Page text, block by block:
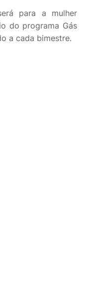
para a mulher
do programa Gás
a cada bimestre.